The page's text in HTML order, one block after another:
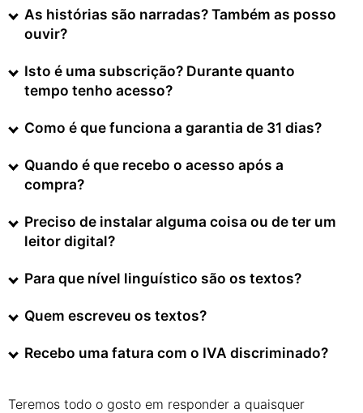
As histórias são narradas? Também as posso
ouvir?
Isto é uma subscrição? Durante quanto
tempo tenho acesso?
Como é que funciona a garantia de 31 dias?
Quando é que recebo o acesso após a
compra?
Preciso de instalar alguma coisa ou de ter um
leitor digital?
Para que nível linguístico são os textos?
Quem escreveu os textos?
Recebo uma fatura com o IVA discriminado?
Teremos todo o gosto em responder a quaisquer